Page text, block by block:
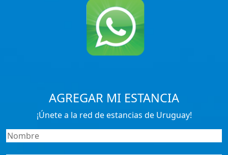
AGREGAR MI ESTANCIA
¡Únete a la red de estancias de Uruguay!